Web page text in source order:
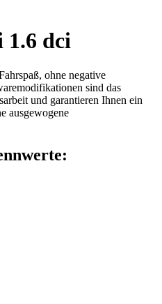
1.6 dci
ohne negative
sind das
und garantieren Ihnen ein
ausgewogene